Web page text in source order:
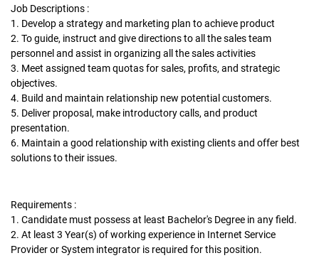
Job Descriptions :
1. Develop a strategy and marketing plan to achieve product
2. To guide, instruct and give directions to all the sales team
personnel and assist in organizing all the sales activities
3. Meet assigned team quotas for sales, profits, and strategic
objectives.
4. Build and maintain relationship new potential customers.
5. Deliver proposal, make introductory calls, and product
presentation.
6. Maintain a good relationship with existing clients and offer best
solutions to their issues.
Requirements :
1. Candidate must possess at least Bachelor's Degree in any field.
2. At least 3 Year(s) of working experience in Internet Service
Provider or System integrator is required for this position.